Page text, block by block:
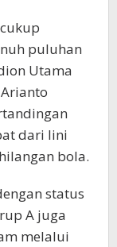
puluhan
Utama
dari lini
bola.
status
A juga
melalui